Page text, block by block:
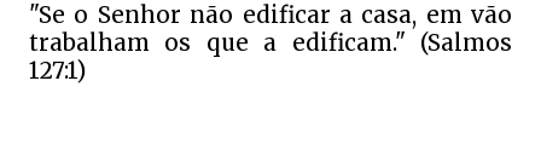
"Se o Senhor não edificar a casa, em vão
trabalham os que a edificam." (Salmos
127:1)